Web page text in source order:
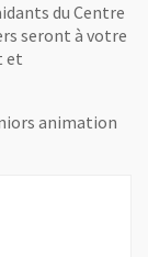
du Centre
seront à votre
et
animation